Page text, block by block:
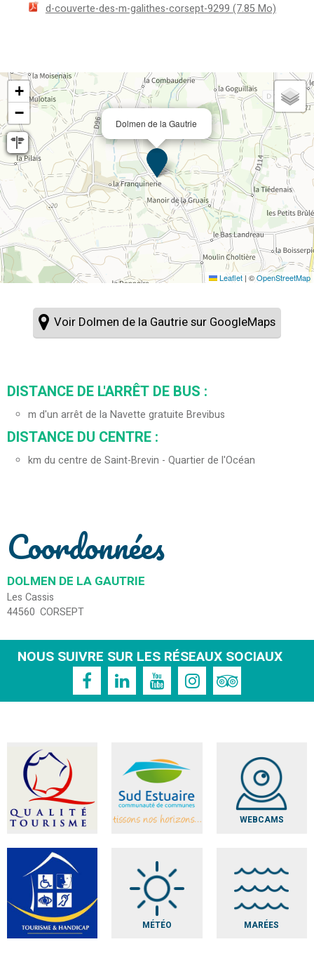
d-couverte-des-m-galithes-corsept-9299 (7.85 Mo)
Dolmen de la Gautrie
+
−
Leaflet | ©OpenStreetMap
Voir Dolmen de la Gautrie sur GoogleMaps
DISTANCE DE L'ARRÊT DE BUS :
m d'un arrêt de la Navette gratuite Brevibus
DISTANCE DU CENTRE :
km du centre de Saint-Brevin - Quartier de l'Océan
Coordonnées
DOLMEN DE LA GAUTRIE
Les Cassis
44560 CORSEPT
NOUS SUIVRE SUR LES RÉSEAUX SOCIAUX
WEBCAMS
MÉTÉO MARÉES